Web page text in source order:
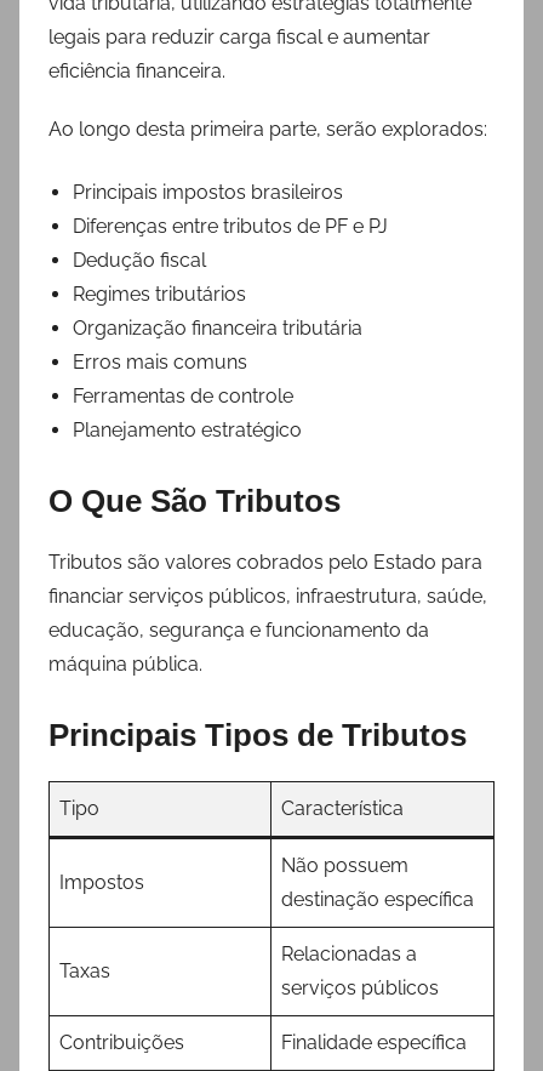
legais para reduzir carga fiscal e aumentar
eficiência financeira.
Ao longo desta primeira parte, serão explorados:
Principais impostos brasileiros
Diferenças entre tributos de PF e PJ
Dedução fiscal
Regimes tributários
Organização financeira tributária
Erros mais comuns
Ferramentas de controle
Planejamento estratégico
O Que São Tributos
Tributos são valores cobrados pelo Estado para
financiar serviços públicos, infraestrutura, saúde,
educação, segurança e funcionamento da
máquina pública.
Principais Tipos de Tributos
Tipo Característica
Impostos
Não possuem
destinação específica
Taxas
Relacionadas a
serviços públicos
Contribuições Finalidade específica